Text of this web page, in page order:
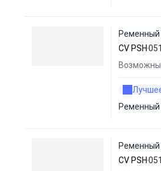
Ременный
CV PSH
Ременный
Ременный
CV PSH